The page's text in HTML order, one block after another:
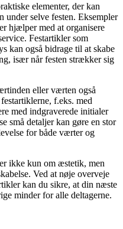
elementer, der kan
under selve festen. Eksempler
hjælper med at organisere
Festartikler som
kan også bidrage til at skabe
især når festen strækker sig
eller værten også
f.eks. med
med indgraverede initialer
små detaljer kan gøre en stor
for både værter og
ikke kun om æstetik, men
Ved at nøje overveje
kan du sikre, at din næste
minder for alle deltagerne.